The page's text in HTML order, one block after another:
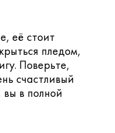
её стоит
пледом,
Поверьте,
счастливый
вы в полной